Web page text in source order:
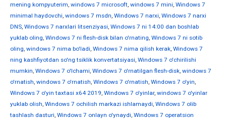
mening kompyuterim, windows 7 microsoft, windows 7 mini, Windows 7
minimal haydovchi, windows 7 msdn, Windows 7 narxi, Windows 7 narxi
DNS, Windows 7 narxlari litsenziyasi, Windows 7 ni 14:00 dan boshlab
yuklab oling, Windows 7 ni flesh-disk bilan o'rnating, Windows 7 ni sotib
oling, windows 7 nima bo'ladi, Windows 7 nima qilish kerak, Windows 7
ning kashfiyotdan so'ng tsiklik konvertatsiyasi, Windows 7 o'chirilishi
mumkin, Windows 7 o'lchami, Windows 7 o'rnatilgan flesh-disk, windows 7
o'rnatish, windows 7 o'rnatish, Windows 7 o'rnatish, Windows 7 o'yin,
Windows 7 o'yin taxtasi x64 2019, Windows 7 o'yinlar, windows 7 o'yinlar
yuklab olish, Windows 7 ochilish markazi ishlamaydi, Windows 7 olib
tashlash dasturi, Windows 7 onlayn o'ynaydi, Windows 7 operatsion